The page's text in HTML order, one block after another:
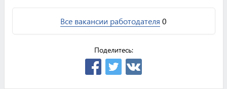
Все вакансии работодателя 0
Поделитесь: